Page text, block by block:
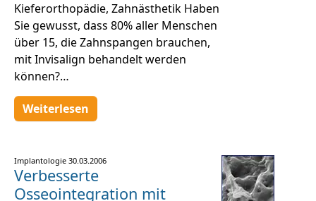
Kieferorthopädie, Zahnästhetik Haben
Sie gewusst, dass 80% aller Menschen
über 15, die Zahnspangen brauchen,
mit Invisalign behandelt werden
können?…
Weiterlesen
Implantologie 30.03.2006
Verbesserte
Osseointegration mit